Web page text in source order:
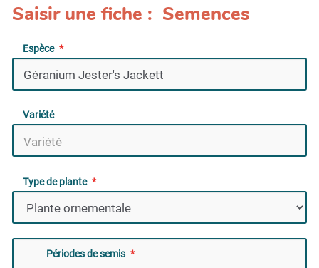
Saisir une fiche : Semences
Espèce
Variété
Type de plante
Périodes de semis